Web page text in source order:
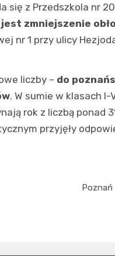
się z Przedszkola nr
zmniejszenie
nr 1 przy ulicy
liczby – do
. W sumie w klasach I-
rok z liczbą ponad
przyjęły
Poznań